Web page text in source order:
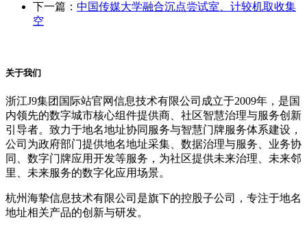
下一篇： 中国传媒大学融合沉点尝试室、计较机取收集
空
关于我们
浙江J9集团国际站官网信息技术有限公司成立于2009年，是国
内领先的数字城市核心组件提供商、社区智慧治理与服务创新
引导者。致力于地名地址协同服务与智慧门牌服务体系建设，
公司为政府部门提供地名地址采集、数据治理与服务、业务协
同、数字门牌应用开发等服务，为社区提供未来治理、未来邻
里、未来服务的数字化应用场景。
杭州海挚信息技术有限公司是旗下的控股子公司，专注于地名
地址相关产品的创新与研发。